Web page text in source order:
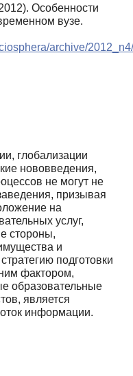
Особенности
вузе.
archive/
глобализации
нововведения,
не могут не
призывая
на
услуг,
стороны,
и
подготовки
фактором,
образовательные
является
информации.